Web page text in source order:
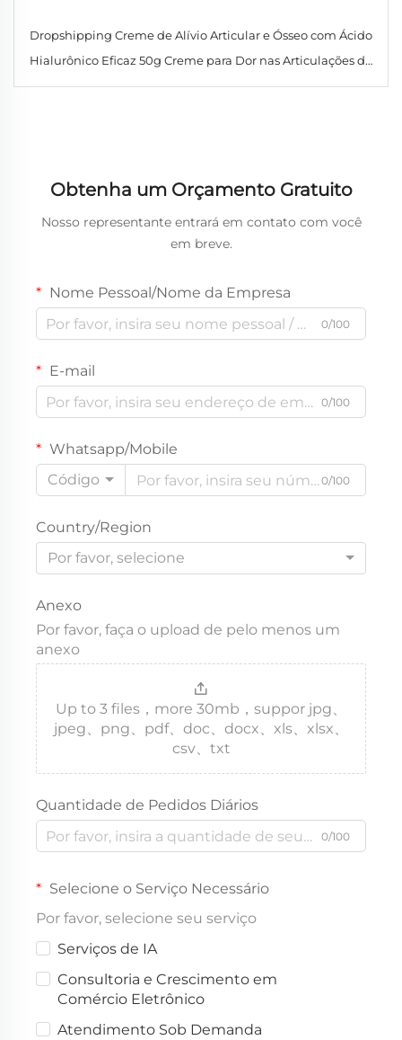
Dropshipping Creme de Alívio Articular e Ósseo com Ácido
Hialurônico Eficaz 50g Creme para Dor nas Articulações do
Joelho
Obtenha um Orçamento Gratuito
Nosso representante entrará em contato com você
em breve.
Nome Pessoal/Nome da Empresa
0/100
E-mail
0/100
Whatsapp/Mobile
Código
0/100
Country/Region
Por favor, selecione
Anexo
Por favor, faça o upload de pelo menos um
anexo
Up to 3 files，more 30mb，suppor jpg、
jpeg、png、pdf、doc、docx、xls、xlsx、
csv、txt
Quantidade de Pedidos Diários
0/100
Selecione o Serviço Necessário
Por favor, selecione seu serviço
Serviços de IA
Consultoria e Crescimento em
Comércio Eletrônico
Atendimento Sob Demanda